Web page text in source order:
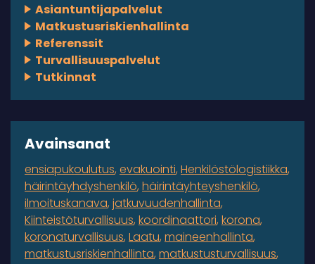
Asiantuntijapalvelut
Matkustusriskienhallinta
Referenssit
Turvallisuuspalvelut
Tutkinnat
Avainsanat
ensiapukoulutus evakuointi Henkilöstölogistiikka
häirintäyhdyshenkilö häirintäyhteyshenkilö
ilmoituskanava jatkuvuudenhallinta
Kiinteistöturvallisuus koordinaattori korona
koronaturvallisuus Laatu maineenhallinta
matkustusriskienhallinta matkustusturvallisuus